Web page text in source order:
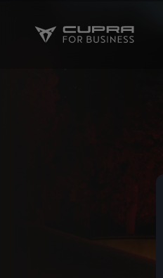
Dankzij onze
niet alleen